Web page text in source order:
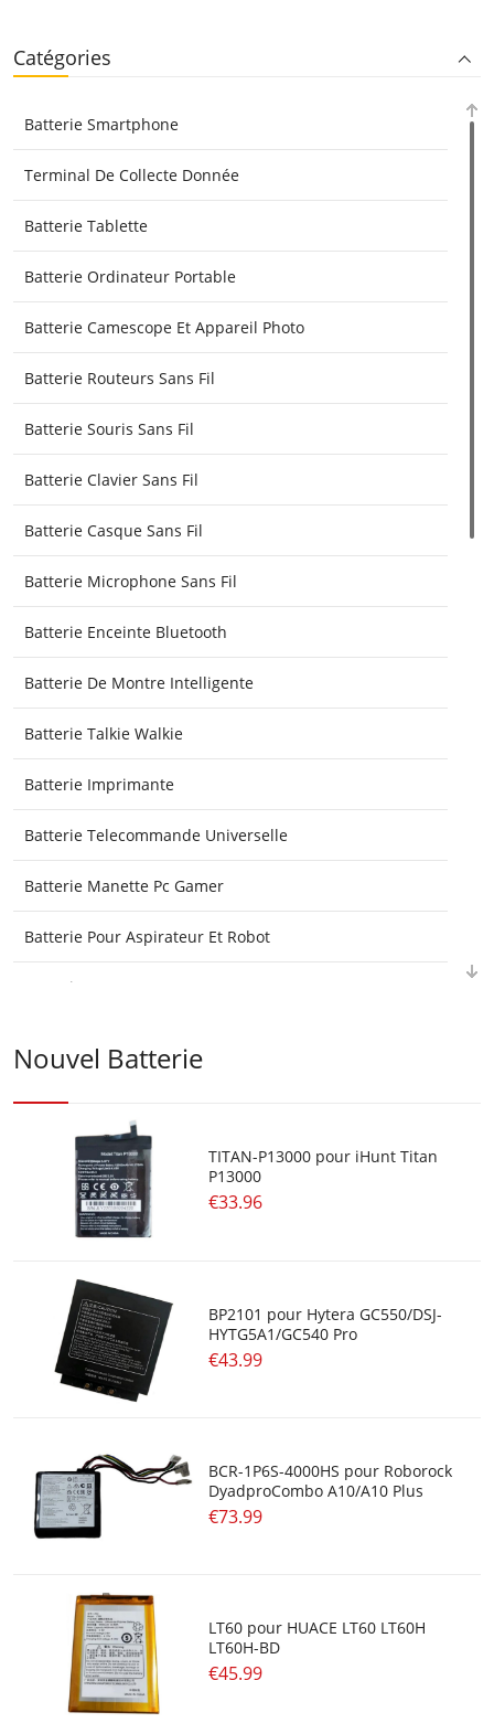
Catégories
Batterie Smartphone
Terminal De Collecte Donnée
Batterie Tablette
Batterie Ordinateur Portable
Batterie Camescope Et Appareil Photo
Batterie Routeurs Sans Fil
Batterie Souris Sans Fil
Batterie Clavier Sans Fil
Batterie Casque Sans Fil
Batterie Microphone Sans Fil
Batterie Enceinte Bluetooth
Batterie De Montre Intelligente
Batterie Talkie Walkie
Batterie Imprimante
Batterie Telecommande Universelle
Batterie Manette Pc Gamer
Batterie Pour Aspirateur Et Robot
Batterie Gps
Batterie E-Reader Et Ebook
Batterie Lithium
Batterie Drone
Batterie Ni-Cd
Batterie Ni-Mh
Batterie Outils Electroportatifs
Batterie Pour Lecteur De Codes-Barres
Batterie Li-Socl2
Batterie Li-Ion
Batterie De Cache Raid
Nouvel Batterie
TITAN-P13000 pour iHunt Titan
P13000
€33.96
BP2101 pour Hytera GC550/DSJ-
HYTG5A1/GC540 Pro
€43.99
BCR-1P6S-4000HS pour Roborock
DyadproCombo A10/A10 Plus
€73.99
LT60 pour HUACE LT60‌ ‌LT60H‌
‌LT60H-BD‌
€45.99